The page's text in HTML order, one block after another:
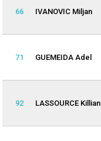
66 IVANOVIC Miljan
71 GUEMEIDA Adel
92 LASSOURCE Killian